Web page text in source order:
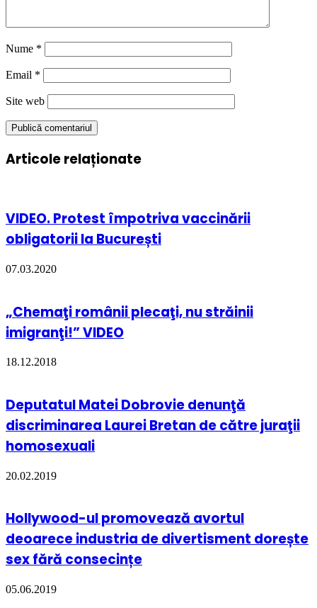
Nume *
Email *
Site web
Articole relaționate
VIDEO. Protest împotriva vaccinării
obligatorii la București
07.03.2020
„Chemaţi românii plecaţi, nu străinii
imigranţi!” VIDEO
18.12.2018
Deputatul Matei Dobrovie denunţă
discriminarea Laurei Bretan de către juraţii
homosexuali
20.02.2019
Hollywood-ul promovează avortul
deoarece industria de divertisment dorește
sex fără consecințe
05.06.2019